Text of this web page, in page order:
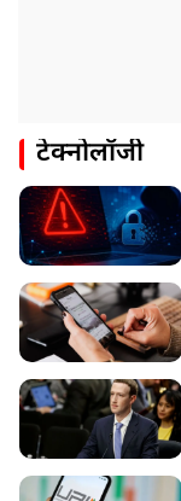
टेक्नोलॉजी